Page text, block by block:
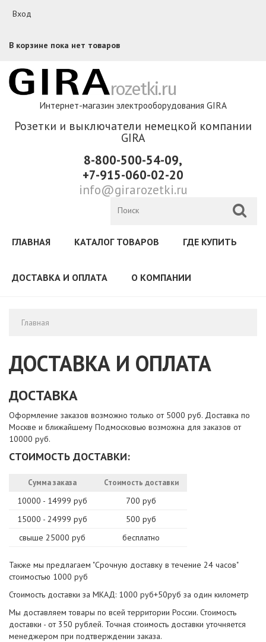
Вход
В корзине пока нет товаров
rozetki.ru
Интернет-магазин электрооборудования GIRA
Розетки и выключатели немецкой компании
GIRA
8-800-500-54-09,
+7-915-060-02-20
info@girarozetki.ru
ГЛАВНАЯ КАТАЛОГ ТОВАРОВ ГДЕ КУПИТЬ
ДОСТАВКА И ОПЛАТА О КОМПАНИИ
Главная
ДОСТАВКА И ОПЛАТА
ДОСТАВКА
Оформление заказов возможно только от 5000 руб. Доставка по
Москве и ближайшему Подмосковью возможна для заказов от
10000 руб.
СТОИМОСТЬ ДОСТАВКИ:
Сумма заказа Стоимость доставки
10000 - 14999 руб
700 руб
15000 - 24999 руб
500 руб
свыше 25000 руб
бесплатно
Также мы предлагаем "Срочную доставку в течение 24 часов"
стоимостью 1000 руб
Стоимость доставки за МКАД: 1000 руб+50руб за один километр
Мы доставляем товары по всей территории России. Стоимость
доставки - от 350 рублей. Точная стоимость доставки уточняется
менеджером при подтверждении заказа.